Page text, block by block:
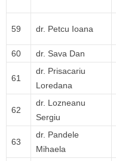
59 dr. Petcu Ioana
60 dr. Sava Dan
61
dr. Prisacariu
Loredana
62
dr. Lozneanu
Sergiu
63
dr. Pandele
Mihaela